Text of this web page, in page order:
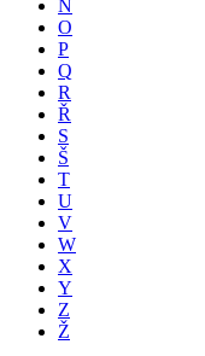
N
O
P
Q
R
Ř
S
Š
T
U
V
W
X
Y
Z
Ž